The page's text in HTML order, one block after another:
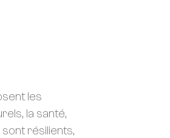
les
la santé,
résilients,